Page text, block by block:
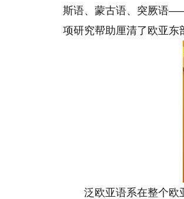
斯语、蒙古语、突厥语
项研究帮助厘清了欧亚东
泛欧亚语系在整个欧